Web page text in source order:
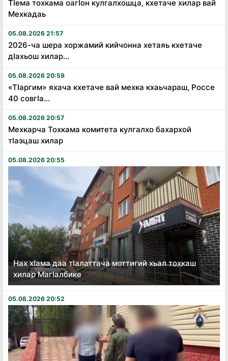
Тӏема тохкама оагӏон кулгалхошца, кхетаче хилар вай
Мехкадаь
05.08.2026 21:57
2026-ча шера хоржамий кийчонна хетаяь кхетаче
дӏахьош хилар...
05.08.2026 20:59
«Тӏаргим» яхача кхетаче вай мехка кхаьчараш, Россе
40 совгӏа...
05.08.2026 20:57
Мехкарча Тохкама комитета кулгалхо бахархой
тӏаэцаш хилар
05.08.2026 20:55
Нах хӏама даа тӏалаттача моттигий хьал тохкаш
хилар Магӏалбике
05.08.2026 20:52